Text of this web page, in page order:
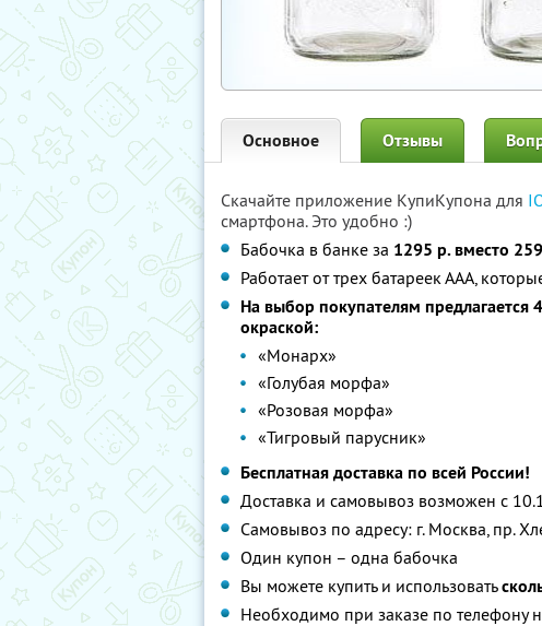
Основное Отзывы
Скачайте приложение КупиКупона для
смартфона. Это удобно :)
Бабочка в банке за 1295 р. вместо
Работает от трех батареек ААА,
На выбор покупателям
окраской:
«Монарх»
«Голубая морфа»
«Розовая морфа»
«Тигровый парусник»
Бесплатная доставка по всей России!
Доставка и самовывоз возможен с
Самовывоз по адресу: г. Москва, пр.
Один купон – одна бабочка
Вы можете купить и использовать
Необходимо при заказе по телефону